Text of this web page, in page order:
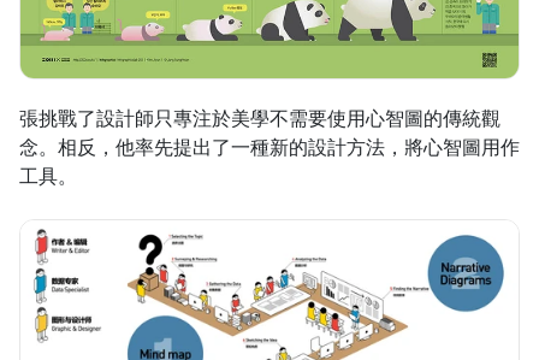
張挑戰了設計師只專注於美學不需要使用心智圖的傳統觀
念。相反，他率先提出了一種新的設計方法，將心智圖用作
工具。